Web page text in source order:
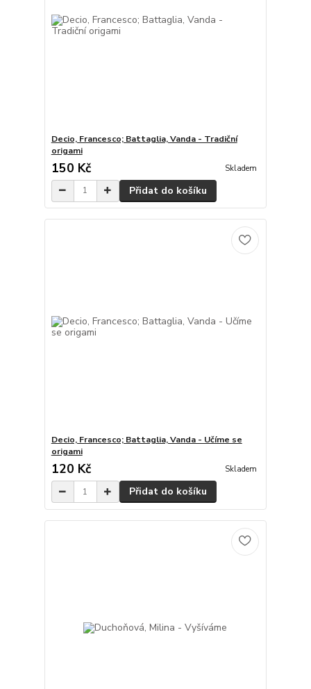
Decio, Francesco; Battaglia, Vanda - Tradiční
origami
150 Kč Skladem
Přidat do košíku
Decio, Francesco; Battaglia, Vanda - Učíme se
origami
120 Kč Skladem
Přidat do košíku